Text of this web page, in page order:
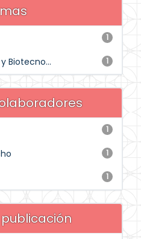
1
1
Biotecno...
1
1
1